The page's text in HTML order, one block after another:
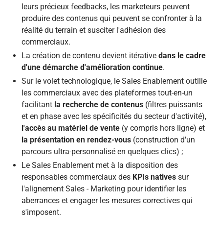
leurs précieux feedbacks, les marketeurs peuvent
produire des contenus qui peuvent se confronter à la
réalité du terrain et susciter l'adhésion des
commerciaux.
La création de contenu devient itérative dans le cadre
d'une démarche d'amélioration continue.
Sur le volet technologique, le Sales Enablement outille
les commerciaux avec des plateformes tout-en-un
facilitant la recherche de contenus (filtres puissants
et en phase avec les spécificités du secteur d'activité),
l'accès au matériel de vente (y compris hors ligne) et
la présentation en rendez-vous (construction d'un
parcours ultra-personnalisé en quelques clics) ;
Le Sales Enablement met à la disposition des
responsables commerciaux des KPIs natives sur
l'alignement Sales - Marketing pour identifier les
aberrances et engager les mesures correctives qui
s'imposent.